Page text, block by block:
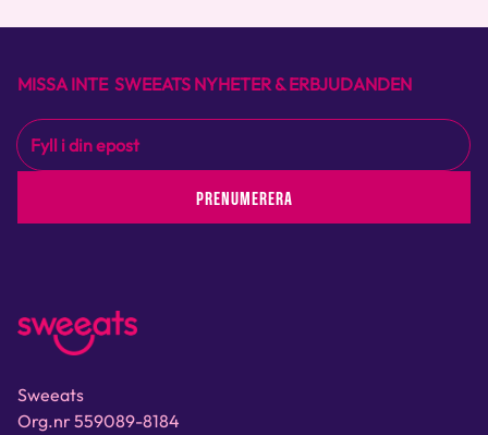
MISSA INTE SWEEATS NYHETER & ERBJUDANDEN
PRENUMERERA
Sweeats
Org.nr 559089-8184